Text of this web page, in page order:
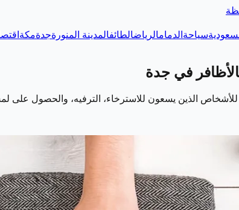
سياحة الدمامالرياضالطائفالمدينة المنورةجدةمكة
للأشخاص الذين يسعون للاسترخاء، الترفيه، والحصول